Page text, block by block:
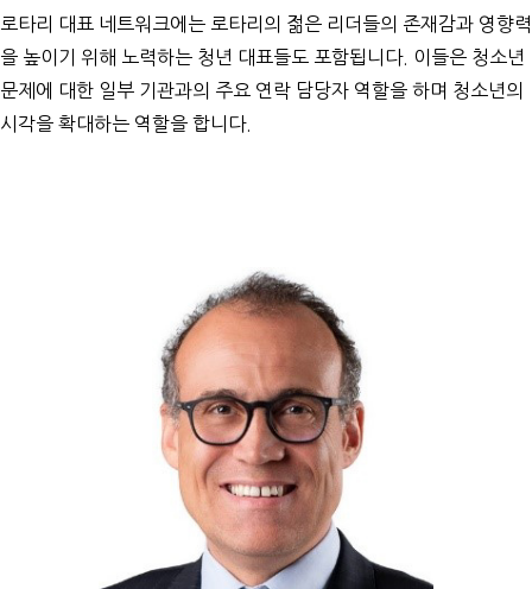
로타리 대표 네트워크에는 로타리의 젊은 리더들의 존재감과 영향력
을 높이기 위해 노력하는 청년 대표들도 포함됩니다. 이들은 청소년
문제에 대한 일부 기관과의 주요 연락 담당자 역할을 하며 청소년의
시각을 확대하는 역할을 합니다.